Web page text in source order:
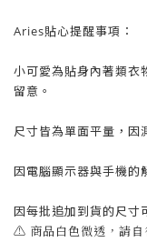
Aries貼心提醒事項：
小可愛為貼身內著類衣
留意。
尺寸皆為單面平量，因
因電腦顯示器與手機的
因每批追加到貨的尺寸
⚠️ 商品白色微透，請